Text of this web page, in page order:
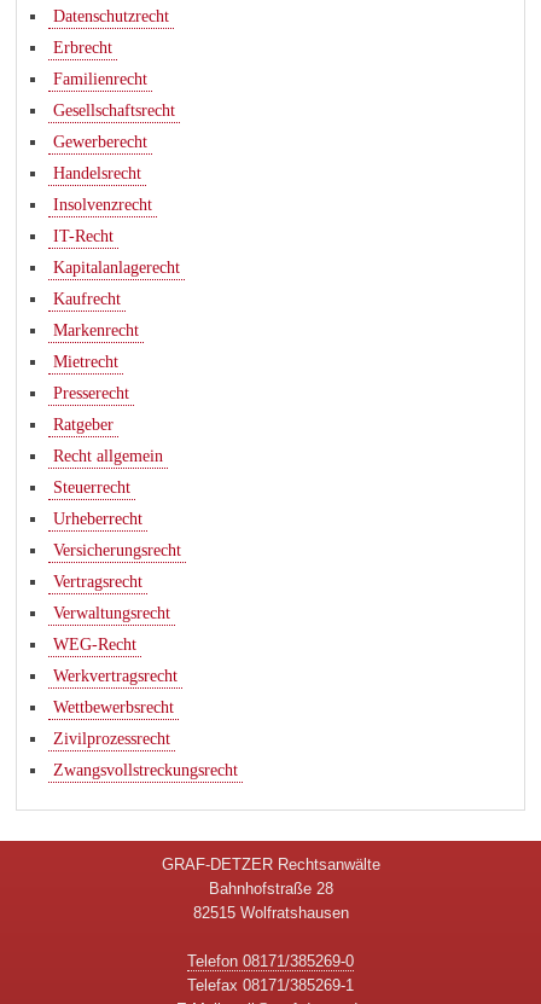
Datenschutzrecht
Erbrecht
Familienrecht
Gesellschaftsrecht
Gewerberecht
Handelsrecht
Insolvenzrecht
IT-Recht
Kapitalanlagerecht
Kaufrecht
Markenrecht
Mietrecht
Presserecht
Ratgeber
Recht allgemein
Steuerrecht
Urheberrecht
Versicherungsrecht
Vertragsrecht
Verwaltungsrecht
WEG-Recht
Werkvertragsrecht
Wettbewerbsrecht
Zivilprozessrecht
Zwangsvollstreckungsrecht
GRAF-DETZER Rechtsanwälte
Bahnhofstraße 28
82515 Wolfratshausen
Telefon 08171/385269-0
Telefax 08171/385269-1